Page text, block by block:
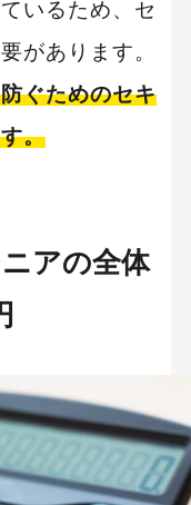
いるため、セ
があります。
ぐためのセキ
。
アの全体